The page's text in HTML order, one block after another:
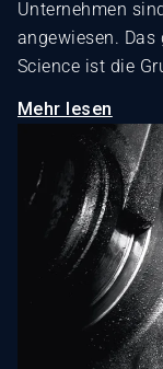
Unternehmen
angewiesen.
Science ist die
Mehr lesen